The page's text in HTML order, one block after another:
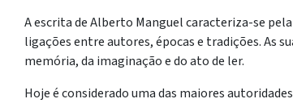
A escrita de Alberto Manguel caracteriza-se
ligações entre autores, épocas e tradições. As
memória, da imaginação e do ato de ler.
Hoje é considerado uma das maiores